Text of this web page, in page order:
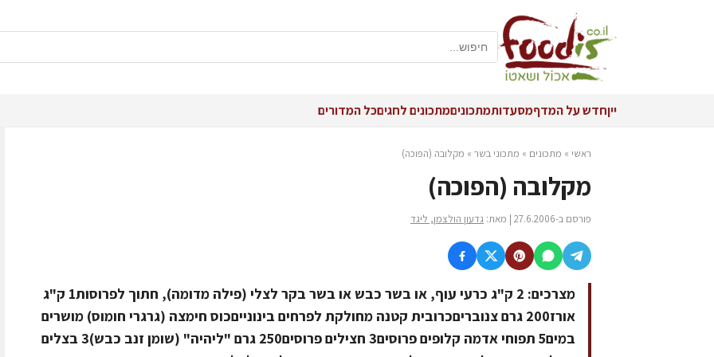
ייןחדש על המדףמסעדותמתכוניםמתכונים לחגיםכל המדורים
ראשי » מתכונים » מתכוני בשר » מקלובה (הפוכה)
מקלובה (הפוכה)
פורסם ב-27.6.2006 | מאת: גדעון הולצמן, ליגד
מצרכים: 2 ק"ג כרעי עוף, או בשר כבש או בשר בקר לצלי (פילה מדומה), חתוך לפרוסות1 ק"ג
אורז200 גרם צנובריםכרובית קטנה מחולקת לפרחים בינונייםכוס חימצה (גרגרי חומוס) מושרים
במים5 תפוחי אדמה קלופים פרוסים3 חצילים פרוסים250 גרם "ליהיה" (שומן זנב כבש)3 בצלים